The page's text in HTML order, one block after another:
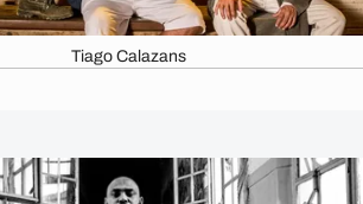
Tiago Calazans